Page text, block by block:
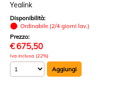
Yealink
Disponibilità:
Ordinabile (2/4 giorni lav.)
Prezzo:
€ 675,50
Iva inclusa (22%)